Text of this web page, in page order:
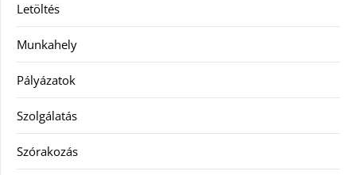
Letöltés
Munkahely
Pályázatok
Szolgálatás
Szórakozás